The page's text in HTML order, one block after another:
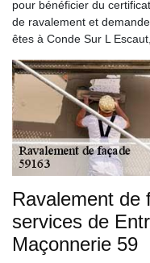
pour bénéficier du
de ravalement et
êtes à Conde Sur L
Ravalement de
services de
Maçonnerie 59